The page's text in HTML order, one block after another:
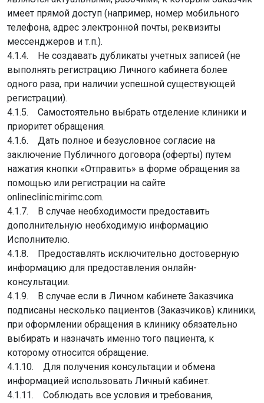
имеет прямой доступ (например, номер мобильного
телефона, адрес электронной почты, реквизиты
мессенджеров и т.п.).
4.1.4. Не создавать дубликаты учетных записей (не
выполнять регистрацию Личного кабинета более
одного раза, при наличии успешной существующей
регистрации).
4.1.5. Самостоятельно выбрать отделение клиники и
приоритет обращения.
4.1.6. Дать полное и безусловное согласие на
заключение Публичного договора (оферты) путем
нажатия кнопки «Отправить» в форме обращения за
помощью или регистрации на сайте
onlineclinic.mirimc.com.
4.1.7. В случае необходимости предоставить
дополнительную необходимую информацию
Исполнителю.
4.1.8. Предоставлять исключительно достоверную
информацию для предоставления онлайн-
консультации.
4.1.9. В случае если в Личном кабинете Заказчика
подписаны несколько пациентов (Заказчиков) клиники,
при оформлении обращения в клинику обязательно
выбирать и назначать именно того пациента, к
которому относится обращение.
4.1.10. Для получения консультации и обмена
информацией использовать Личный кабинет.
4.1.11. Соблюдать все условия и требования,